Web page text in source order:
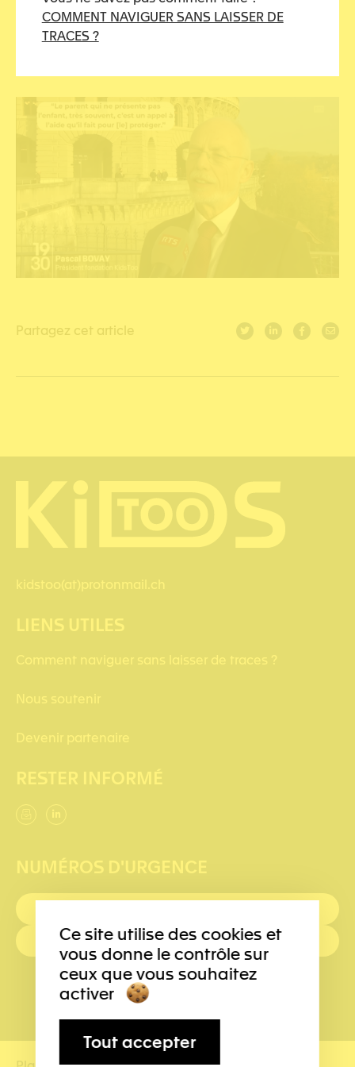
COMMENT NAVIGUER SANS LAISSER DE
TRACES ?
Notre réaction sur la RTS :
https://www.rts.ch/play/tv/-/video/-?
urn=urn:rts:video:2cc8815c-0e77-3763-8b47-
Partagez cet article
kidstoo(at)protonmail.ch
LIENS UTILES
Comment naviguer sans laisser de traces ?
Nous soutenir
Devenir partenaire
RESTER INFORMÉ
NUMÉROS D'URGENCE
POLICE: 117
Ce site utilise des cookies et
vous donne le contrôle sur
ceux que vous souhaitez
activer
Tout accepter